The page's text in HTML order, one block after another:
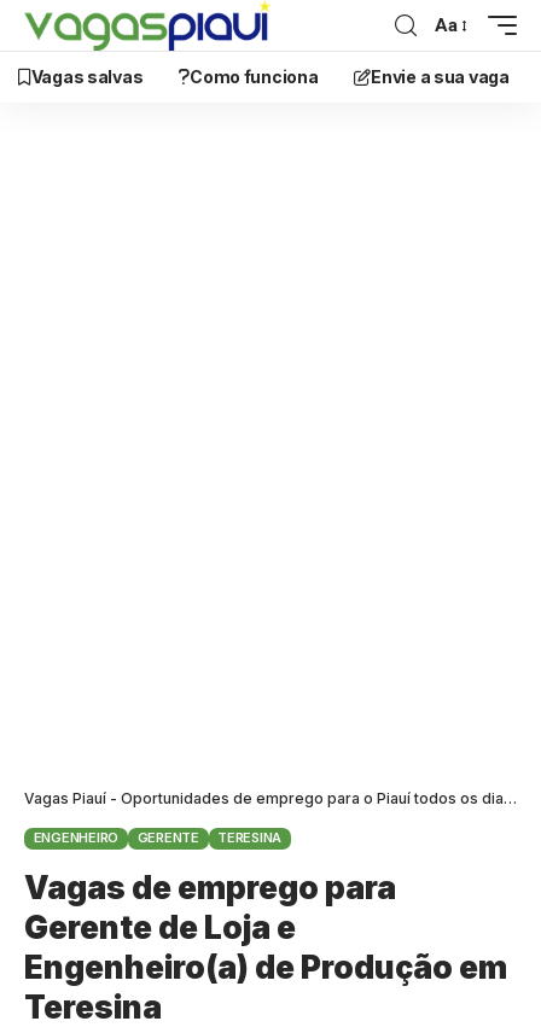
Aa
Vagas salvas Como funciona Envie a sua vaga
Vagas Piauí - Oportunidades de emprego para o Piauí todos os dias>
ENGENHEIRO GERENTE TERESINA
Vagas de emprego para
Gerente de Loja e
Engenheiro(a) de Produção em
Teresina